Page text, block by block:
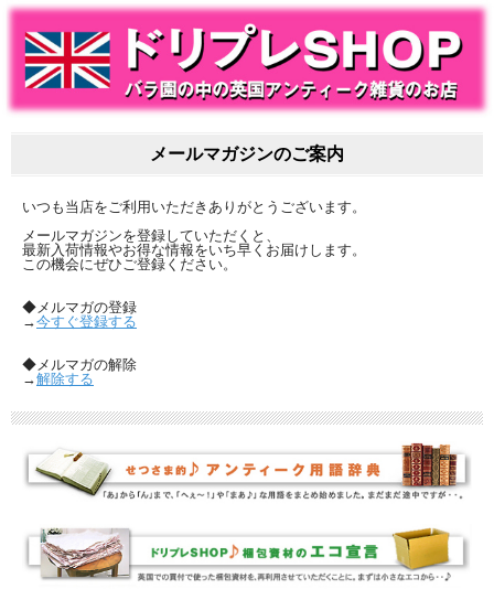
メールマガジンのご案内
いつも当店をご利用いただきありがとうございます。
メールマガジンを登録していただくと、
最新入荷情報やお得な情報をいち早くお届けします。
この機会にぜひご登録ください。
◆メルマガの登録
→今すぐ登録する
◆メルマガの解除
→解除する